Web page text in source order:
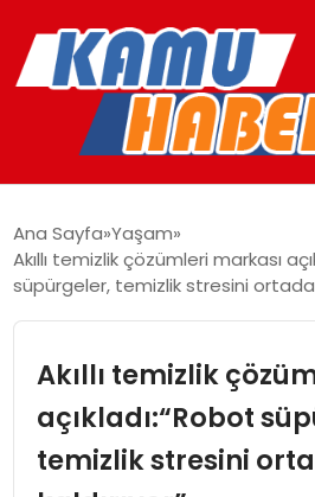
YAŞAM
EKONOMI
Ana Sayfa Yaşam
Akıllı temizlik çözümleri markası
süpürgeler, temizlik stresini
Akıllı temizlik
açıkladı:“Robot
temizlik stresini